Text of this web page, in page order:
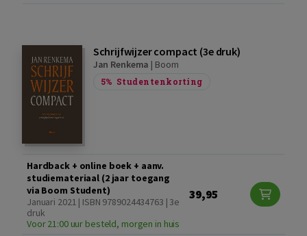
Schrijfwijzer compact (3e druk)
Jan Renkema | Boom
5% Studentenkorting
Hardback + online boek + aanv.
studiemateriaal (2 jaar toegang
via Boom Student)
Januari 2021 | ISBN 9789024434763 | 3e
druk
Voor 21:00 uur besteld, morgen in huis
39,95